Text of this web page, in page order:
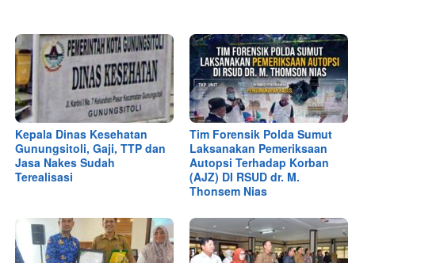
Kepala Dinas Kesehatan
Gunungsitoli, Gaji, TTP dan
Jasa Nakes Sudah
Terealisasi
Tim Forensik Polda Sumut
Laksanakan Pemeriksaan
Autopsi Terhadap Korban
(AJZ) DI RSUD dr. M.
Thonsem Nias